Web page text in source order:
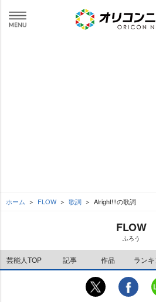
ホーム FLOW 歌詞 Alright!!!の歌詞
FLOW
ふろう
芸能人TOP 記事 作品 ラン